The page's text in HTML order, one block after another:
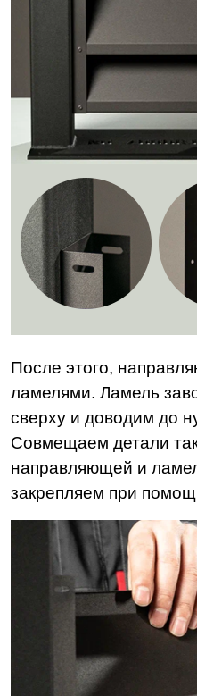
После этого,
ламелями. Ламель
сверху и доводим до
Совмещаем детали
направляющей и
закрепляем при